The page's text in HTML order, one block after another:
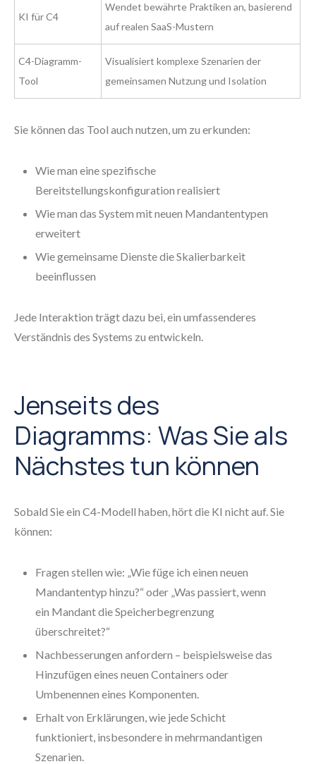
KI für C4
Wendet bewährte Praktiken an, basierend
auf realen SaaS-Mustern
C4-Diagramm-
Tool
Visualisiert komplexe Szenarien der
gemeinsamen Nutzung und Isolation
Sie können das Tool auch nutzen, um zu erkunden:
Wie man eine spezifische
Bereitstellungskonfiguration realisiert
Wie man das System mit neuen Mandantentypen
erweitert
Wie gemeinsame Dienste die Skalierbarkeit
beeinflussen
Jede Interaktion trägt dazu bei, ein umfassenderes
Verständnis des Systems zu entwickeln.
Jenseits des
Diagramms: Was Sie als
Nächstes tun können
Sobald Sie ein C4-Modell haben, hört die KI nicht auf. Sie
können:
Fragen stellen wie: „Wie füge ich einen neuen
Mandantentyp hinzu?“ oder „Was passiert, wenn
ein Mandant die Speicherbegrenzung
überschreitet?“
Nachbesserungen anfordern – beispielsweise das
Hinzufügen eines neuen Containers oder
Umbenennen eines Komponenten.
Erhalt von Erklärungen, wie jede Schicht
funktioniert, insbesondere in mehrmandantigen
Szenarien.